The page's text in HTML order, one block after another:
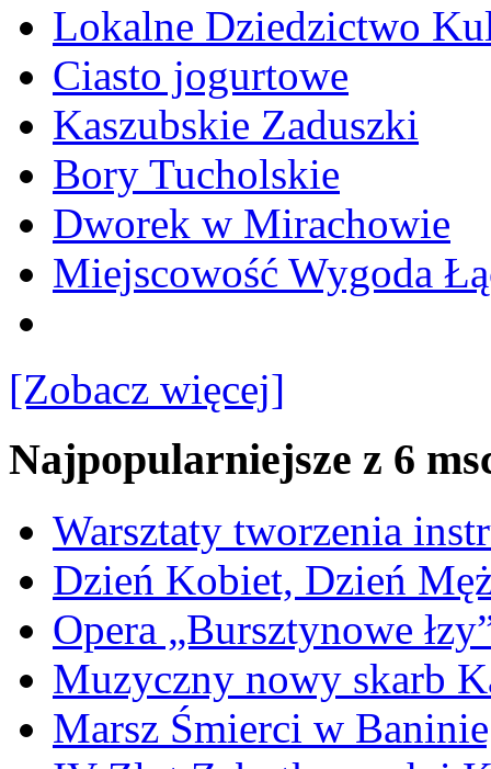
Lokalne Dziedzictwo
Ciasto jogurtowe
Kaszubskie Zaduszki
Bory Tucholskie
Dworek w Mirachowie
Miejscowość Wygoda
[Zobacz więcej]
Najpopularniejsze z 6
Warsztaty tworzenia
Dzień Kobiet, Dzień
Opera „Bursztynowe
Muzyczny nowy skarb
Marsz Śmierci w